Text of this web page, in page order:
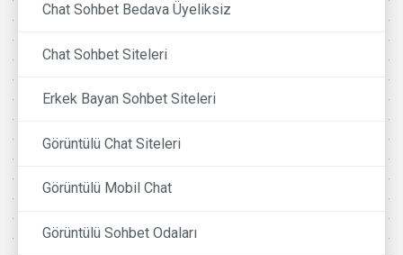
Chat Sohbet Bedava Üyeliksiz
Chat Sohbet Siteleri
Erkek Bayan Sohbet Siteleri
Görüntülü Chat Siteleri
Görüntülü Mobil Chat
Görüntülü Sohbet Odaları